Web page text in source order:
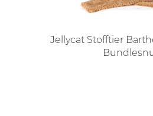
Jellycat Stofftier